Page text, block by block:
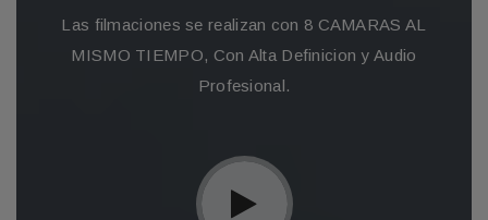
Las filmaciones se realizan con 8 CAMARAS AL
MISMO TIEMPO, Con Alta Definicion y Audio
Profesional.